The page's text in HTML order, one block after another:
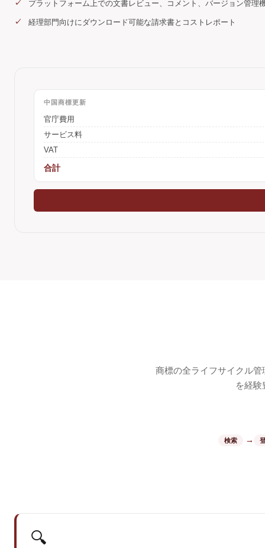
プラットフォーム上での文書レビュー、コメント、バージョン管理
経理部門向けにダウンロード可能な請求書とコストレポート
中国商標更新
官庁費用
サービス料
VAT
合計
商標の全ライフサイクル
を経
検索 →
🔍